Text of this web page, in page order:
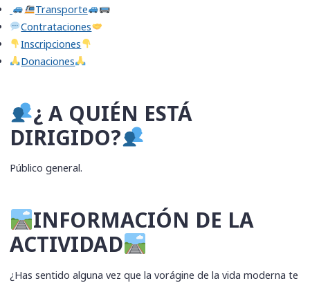
Transporte
​Contrataciones
​Inscripciones
​Donaciones
​¿ A QUIÉN ESTÁ
DIRIGIDO?
Público general.
INFORMACIÓN DE LA
ACTIVIDAD
¿Has sentido alguna vez que la vorágine de la vida moderna te